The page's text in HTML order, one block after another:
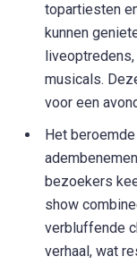
topartiesten
kunnen
musicals.
voor een
Het beroemde
bezoekers
show
verbluffende
verhaal, wat